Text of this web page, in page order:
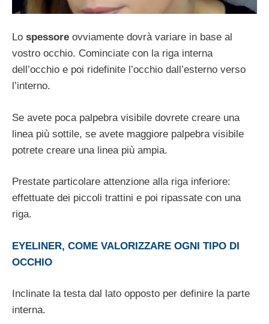
Lo spessore ovviamente dovrà variare in base al
vostro occhio. Cominciate con la riga interna
dell’occhio e poi ridefinite l’occhio dall’esterno verso
l’interno.
Se avete poca palpebra visibile dovrete creare una
linea più sottile, se avete maggiore palpebra visibile
potrete creare una linea più ampia.
Prestate particolare attenzione alla riga inferiore:
effettuate dei piccoli trattini e poi ripassate con una
riga.
EYELINER, COME VALORIZZARE OGNI TIPO DI
OCCHIO
Inclinate la testa dal lato opposto per definire la parte
interna.